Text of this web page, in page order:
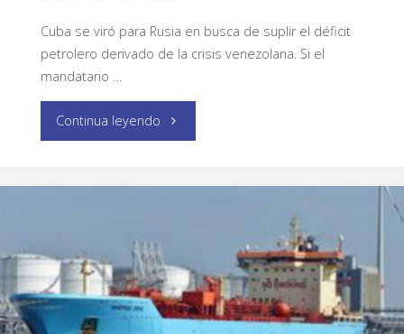
Cuba se viró para Rusia en busca de suplir el déficit
petrolero derivado de la crisis venezolana. Si el
mandatario …
Continua leyendo